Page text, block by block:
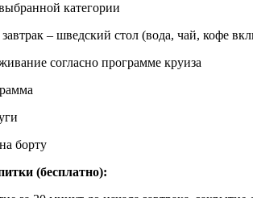
категории
завтрак – шведский стол (вода, чай, кофе
согласно программе круиза
борту
(бесплатно):